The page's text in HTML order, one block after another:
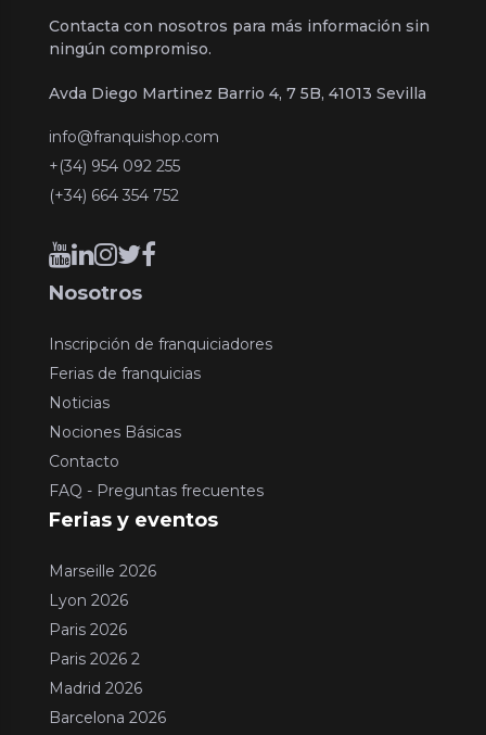
Contacta con nosotros para más información sin
ningún compromiso.
Avda Diego Martinez Barrio 4, 7 5B, 41013 Sevilla
info@franquishop.com
+(34) 954 092 255
(+34) 664 354 752
Nosotros
Inscripción de franquiciadores
Ferias de franquicias
Noticias
Nociones Básicas
Contacto
FAQ - Preguntas frecuentes
Ferias y eventos
Marseille 2026
Lyon 2026
Paris 2026
Paris 2026 2
Madrid 2026
Barcelona 2026